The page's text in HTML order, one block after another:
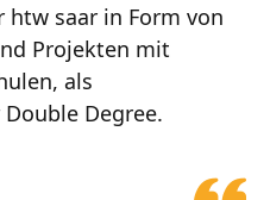
htw saar in Form von
Projekten mit
als
Degree.